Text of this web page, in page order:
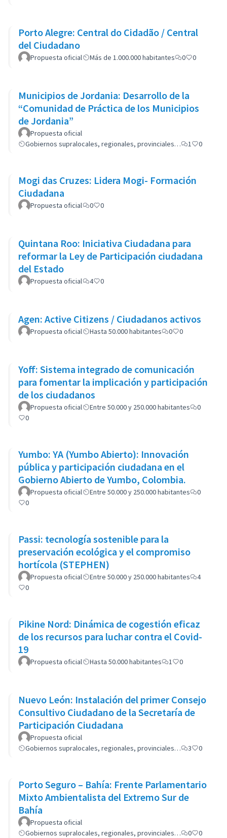
Porto Alegre: Central do Cidadão / Central
del Ciudadano
Propuesta oficial Más de 1.000.000 habitantes 0 0
Municipios de Jordania: Desarrollo de la
“Comunidad de Práctica de los Municipios
de Jordania”
Propuesta oficial
Gobiernos supralocales, regionales, provinciales…
1 0
Mogi das Cruzes: Lidera Mogi- Formación
Ciudadana
Propuesta oficial 0 0
Quintana Roo: Iniciativa Ciudadana para
reformar la Ley de Participación ciudadana
del Estado
Propuesta oficial 4 0
Agen: Active Citizens / Ciudadanos activos
Propuesta oficial Hasta 50.000 habitantes 0 0
Yoff: Sistema integrado de comunicación
para fomentar la implicación y participación
de los ciudadanos
Propuesta oficial Entre 50.000 y 250.000 habitantes
0
0
Yumbo: YA (Yumbo Abierto): Innovación
pública y participación ciudadana en el
Gobierno Abierto de Yumbo, Colombia.
Propuesta oficial Entre 50.000 y 250.000 habitantes
0
0
Passi: tecnología sostenible para la
preservación ecológica y el compromiso
hortícola (STEPHEN)
Propuesta oficial Entre 50.000 y 250.000 habitantes
4
0
Pikine Nord: Dinámica de cogestión eficaz
de los recursos para luchar contra el Covid-
19
Propuesta oficial Hasta 50.000 habitantes 1 0
Nuevo León: Instalación del primer Consejo
Consultivo Ciudadano de la Secretaría de
Participación Ciudadana
Propuesta oficial
Gobiernos supralocales, regionales, provinciales…
3 0
Porto Seguro – Bahía: Frente Parlamentario
Mixto Ambientalista del Extremo Sur de
Bahía
Propuesta oficial
Gobiernos supralocales, regionales, provinciales…
0 0